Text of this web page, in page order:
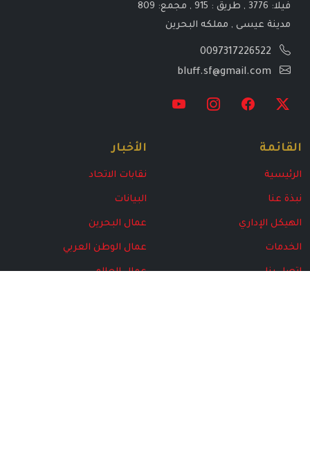
فيلا: 3776 , طريق : 915 , مجمع: 809
مدينة عيسى , مملكه البحرين
0097317226522
bluff.sf@gmail.com
القائمة
الرئيسية
نبذة عنا
الهيكل الإداري
الخدمات
اتصل بنا
الأخبار
نقابات الاتحاد
البيانات
عمال البحرين
عمال الوطن العربي
عمال العالم